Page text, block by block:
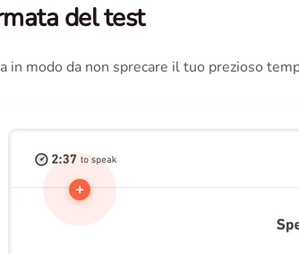
del test
in modo da non sprecare il tuo prezioso
+